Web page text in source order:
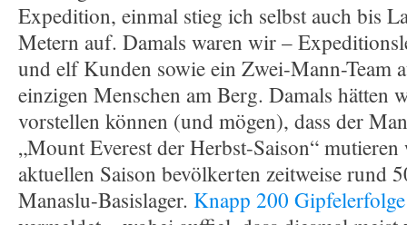
Expedition, einmal stieg ich selbst auch bis
Metern auf. Damals waren wir –
und elf Kunden sowie ein Zwei-Mann-Team
einzigen Menschen am Berg. Damals hätten
vorstellen können (und mögen), dass der
„Mount Everest der Herbst-Saison“
aktuellen Saison bevölkerten zeitweise rund
Manaslu-Basislager. Knapp 200 Gipfelerfolge